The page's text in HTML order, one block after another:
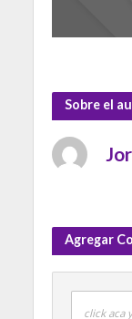
Sobre el
Agregar
click aca